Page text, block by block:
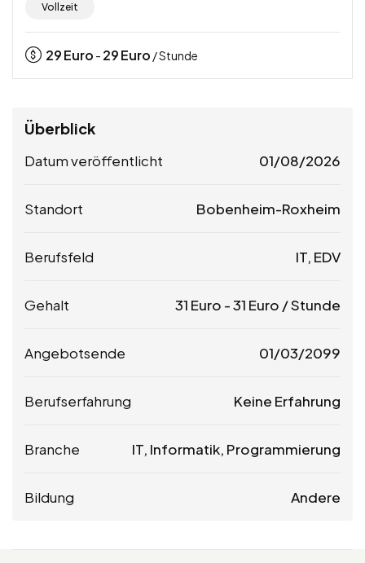
Vollzeit
29Euro - 29Euro / Stunde
Überblick
Datum veröffentlicht 01/08/2026
Standort Bobenheim-Roxheim
Berufsfeld IT, EDV
Gehalt 31 Euro -31 Euro / Stunde
Angebotsende 01/03/2099
Berufserfahrung Keine Erfahrung
Branche IT, Informatik, Programmierung
Bildung Andere